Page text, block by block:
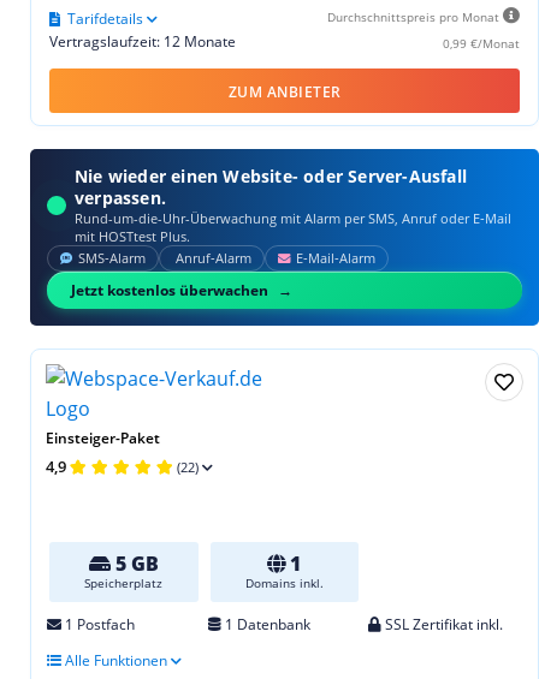
Durchschnittspreis pro Monat
0,99 €/Monat
Vertragslaufzeit: 12 Monate
Tarifdetails
ZUM ANBIETER
Nie wieder einen Website- oder Server-Ausfall
verpassen.
Rund-um-die-Uhr-Überwachung mit Alarm per SMS, Anruf oder E‑Mail
mit HOSTtest Plus.
SMS‑Alarm Anruf‑Alarm E‑Mail‑Alarm
Jetzt kostenlos überwachen
Einsteiger-Paket
4,9 (22)
5 GB
Speicherplatz
1
Domains inkl.
1 Postfach 1 Datenbank
SSL Zertifikat inkl.
Alle Funktionen